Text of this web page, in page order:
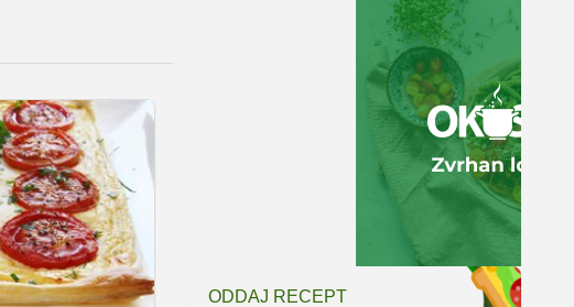
ODDAJ RECEPT